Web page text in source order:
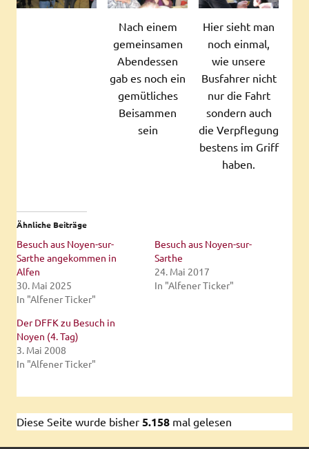
Nach einem
gemeinsamen
Abendessen
gab es noch ein
gemütliches
Beisammen
sein
Hier sieht man
noch einmal,
wie unsere
Busfahrer nicht
nur die Fahrt
sondern auch
die Verpflegung
bestens im Griff
haben.
Ähnliche Beiträge
Besuch aus Noyen-sur-
Sarthe angekommen in
Alfen
30. Mai 2025
In "Alfener Ticker"
Besuch aus Noyen-sur-
Sarthe
24. Mai 2017
In "Alfener Ticker"
Der DFFK zu Besuch in
Noyen (4. Tag)
3. Mai 2008
In "Alfener Ticker"
Diese Seite wurde bisher 5.158 mal gelesen